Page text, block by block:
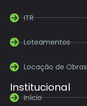
ITR
Loteamentos
Locação de Obras
Institucional
Início